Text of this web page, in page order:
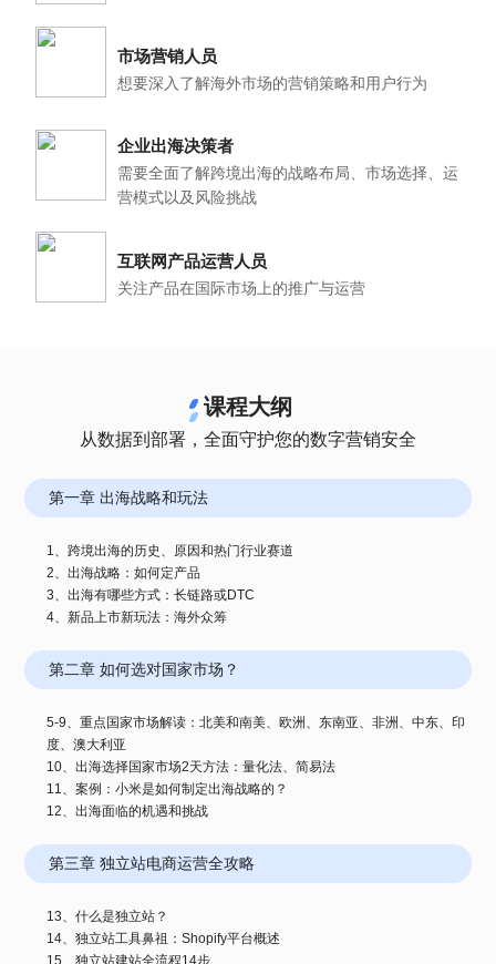
市场营销人员
想要深入了解海外市场的营销策略和用户行为
企业出海决策者
需要全面了解跨境出海的战略布局、市场选择、运
营模式以及风险挑战
互联网产品运营人员
关注产品在国际市场上的推广与运营
课程大纲
从数据到部署，全面守护您的数字营销安全
第一章 出海战略和玩法
1、跨境出海的历史、原因和热门行业赛道
2、出海战略：如何定产品
3、出海有哪些方式：长链路或DTC
4、新品上市新玩法：海外众筹
第二章 如何选对国家市场？
5-9、重点国家市场解读：北美和南美、欧洲、东南亚、非洲、中东、印
度、澳大利亚
10、出海选择国家市场2天方法：量化法、简易法
11、案例：小米是如何制定出海战略的？
12、出海面临的机遇和挑战
第三章 独立站电商运营全攻略
13、什么是独立站？
14、独立站工具鼻祖：Shopify平台概述
15、独立站建站全流程14步